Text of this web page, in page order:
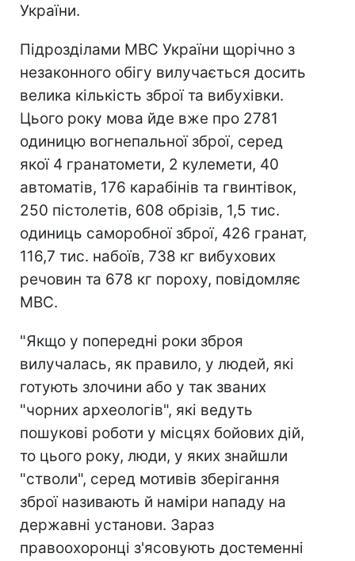
України.
Підрозділами МВС України щорічно з
незаконного обігу вилучається досить
велика кількість зброї та вибухівки.
Цього року мова йде вже про 2781
одиницю вогнепальної зброї, серед
якої 4 гранатомети, 2 кулемети, 40
автоматів, 176 карабінів та гвинтівок,
250 пістолетів, 608 обрізів, 1,5 тис.
одиниць саморобної зброї, 426 гранат,
116,7 тис. набоїв, 738 кг вибухових
речовин та 678 кг пороху, повідомляє
МВС.
"Якщо у попередні роки зброя
вилучалась, як правило, у людей, які
готують злочини або у так званих
"чорних археологів", які ведуть
пошукові роботи у місцях бойових дій,
то цього року, люди, у яких знайшли
"стволи", серед мотивів зберігання
зброї називають й наміри нападу на
державні установи. Зараз
правоохоронці з'ясовують достеменні